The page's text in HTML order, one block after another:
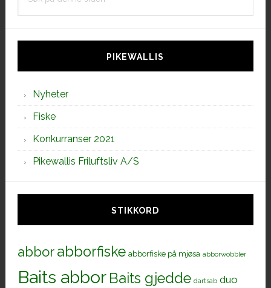
PIKEWALLIS
Nyheter
Fiske
Konkurranser 2021
Pikewallis Friluftsliv A/S
STIKKORD
abborabborfiske abborfiske på mjøsa abborwobbler
Baits abbor Baits gjedde dartsab duo